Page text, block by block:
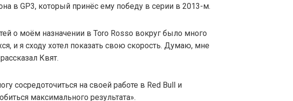
в GP3, который принёс ему победу в серии в 2013-м.
о моём назначении в Toro Rosso вокруг было много
и я сходу хотел показать свою скорость. Думаю, мне
Квят.
сосредоточиться на своей работе в Red Bull и
максимального результата».